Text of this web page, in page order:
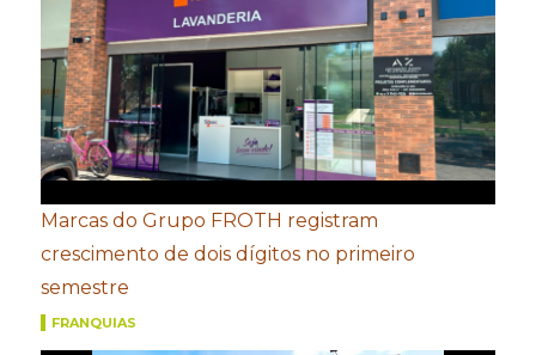
Marcas do Grupo FROTH registram
crescimento de dois dígitos no primeiro
semestre
FRANQUIAS